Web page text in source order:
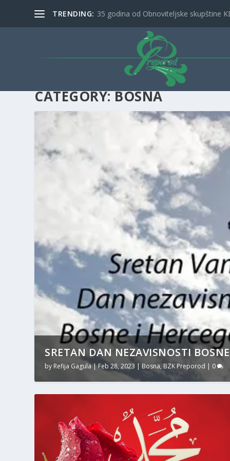
TRENDING: 35 godina od Obnoviteljske skupštine
CATEGORY: BOSNA
SRETAN DAN NEZAVISNOSTI
by Refija Gagula|Feb 28, 2023 |Bosna,BZK Preporod 0